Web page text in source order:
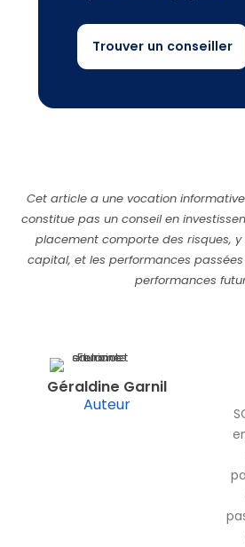
Trouver un conseiller
Cet article a une vocation
constitue pas un conseil en
placement comporte des risques,
capital, et les performances
performances
Géraldine Garnil
Auteur